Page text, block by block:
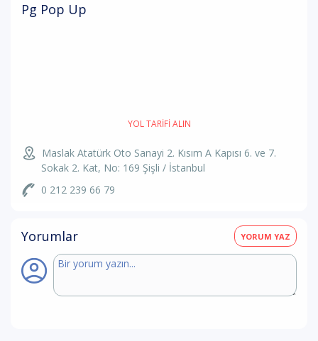
Pg Pop Up
YOL TARIFI ALIN
Maslak Atatürk Oto Sanayi 2. Kısım A Kapısı 6. ve 7.
Sokak 2. Kat, No: 169 Şişli / İstanbul
0 212 239 66 79
Yorumlar YORUM YAZ